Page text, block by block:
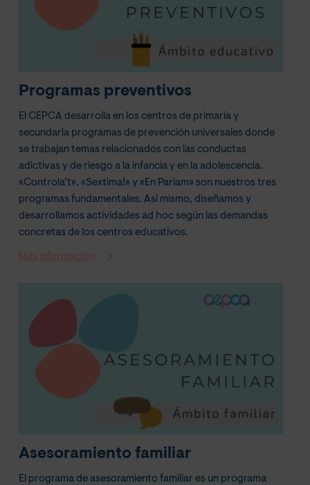
Programas preventivos
El CEPCA desarrolla en los centros de primaria y
secundaria programas de prevención universales donde
se trabajan temas relacionados con las conductas
adictivas y de riesgo a la infancia y en la adolescencia.
«Controla’t», «Sextima!» y «En Parlam» son nuestros tres
programas fundamentales. Así mismo, diseñamos y
desarrollamos actividades ad hoc según las demandas
concretas de los centros educativos.
Más información
Asesoramiento familiar
El programa de asesoramiento familiar es un programa